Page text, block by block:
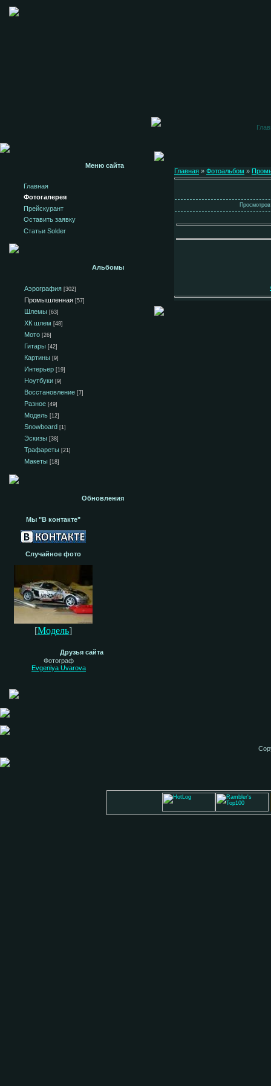
Меню сайта
Главная
Фотогалерея
Прейскурант
Оставить заявку
Статьи Solder
Альбомы
Аэрография [302]
Промышленная [57]
Шлемы [63]
ХК шлем [48]
Мото [26]
Гитары [42]
Картины [9]
Интерьер [19]
Ноутбуки [9]
Восстановление [7]
Разное [49]
Модель [12]
Snowboard [1]
Эскизы [38]
Трафареты [21]
Макеты [18]
Обновления
Мы "В контакте"
Случайное фото
[Модель]
Друзья сайта
Фотограф
Evgeniya Uvarova
Главная » Фотоальбом »